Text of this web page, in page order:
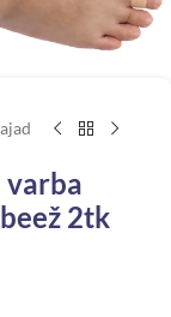
varba
2tk